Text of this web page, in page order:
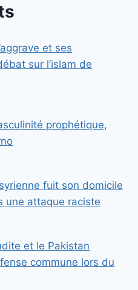
et ses
sur l’islam de
prophétique,
fuit son domicile
une attaque raciste
et le Pakistan
commune lors du